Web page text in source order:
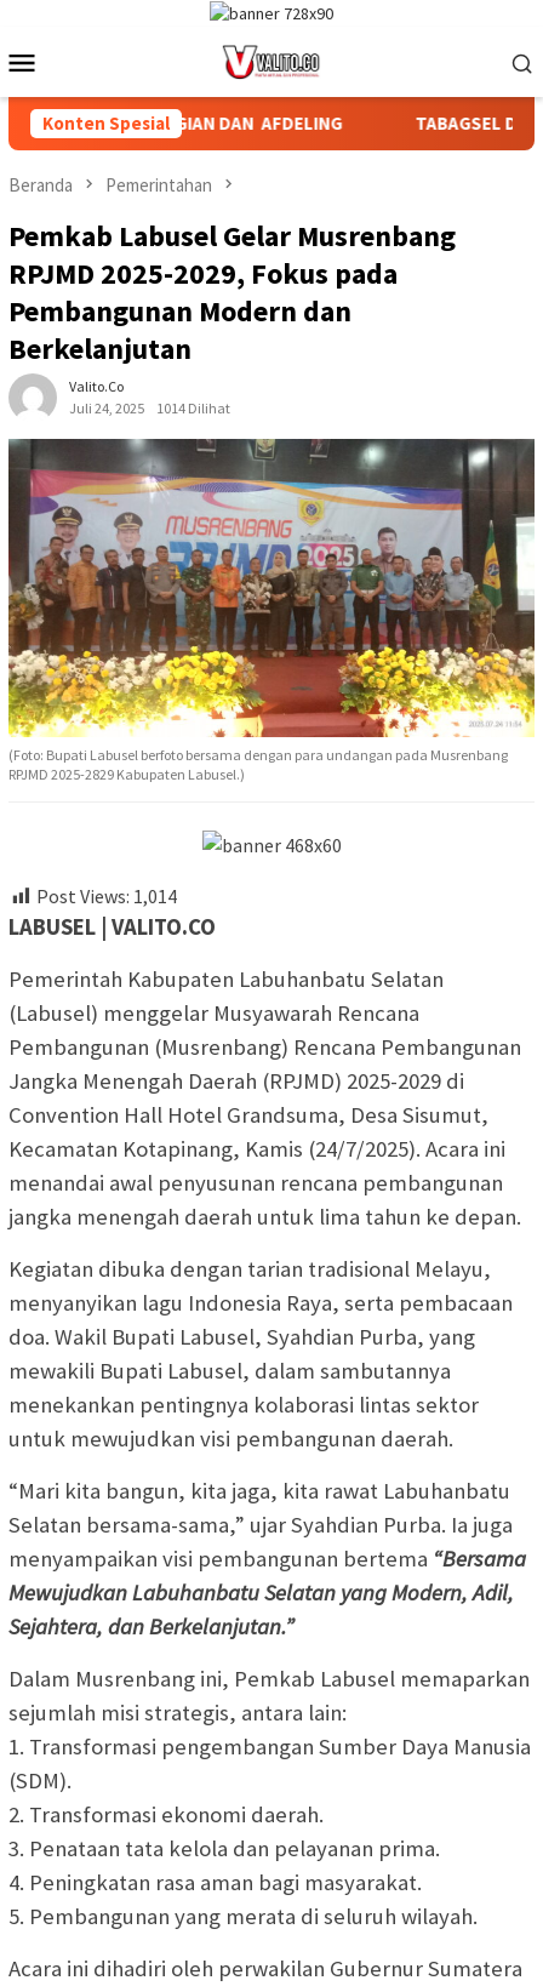
konten
Mobile
Konten Spesial
ANTAR BAGIAN DAN AFDELING TABAGSEL DARURAT
Beranda Pemerintahan
Pemkab Labusel Gelar Musrenbang
RPJMD 2025-2029, Fokus pada
Pembangunan Modern dan
Berkelanjutan
Valito.co
Juli 24, 2025
1014 Dilihat
(Foto: Bupati Labusel berfoto bersama dengan para undangan pada Musrenbang
RPJMD 2025-2829 Kabupaten Labusel.)
Post Views: 1,014
LABUSEL | VALITO.CO
Pemerintah Kabupaten Labuhanbatu Selatan
(Labusel) menggelar Musyawarah Rencana
Pembangunan (Musrenbang) Rencana Pembangunan
Jangka Menengah Daerah (RPJMD) 2025-2029 di
Convention Hall Hotel Grandsuma, Desa Sisumut,
Kecamatan Kotapinang, Kamis (24/7/2025). Acara ini
menandai awal penyusunan rencana pembangunan
jangka menengah daerah untuk lima tahun ke depan.
Kegiatan dibuka dengan tarian tradisional Melayu,
menyanyikan lagu Indonesia Raya, serta pembacaan
doa. Wakil Bupati Labusel, Syahdian Purba, yang
mewakili Bupati Labusel, dalam sambutannya
menekankan pentingnya kolaborasi lintas sektor
untuk mewujudkan visi pembangunan daerah.
“Mari kita bangun, kita jaga, kita rawat Labuhanbatu
Selatan bersama-sama,” ujar Syahdian Purba. Ia juga
menyampaikan visi pembangunan bertema “Bersama
Mewujudkan Labuhanbatu Selatan yang Modern, Adil,
Sejahtera, dan Berkelanjutan.”
Dalam Musrenbang ini, Pemkab Labusel memaparkan
sejumlah misi strategis, antara lain:
1. Transformasi pengembangan Sumber Daya Manusia
(SDM).
2. Transformasi ekonomi daerah.
3. Penataan tata kelola dan pelayanan prima.
4. Peningkatan rasa aman bagi masyarakat.
5. Pembangunan yang merata di seluruh wilayah.
Acara ini dihadiri oleh perwakilan Gubernur Sumatera